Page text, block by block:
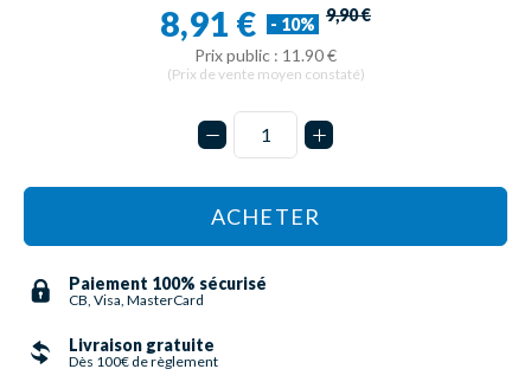
8,91 € - 10% 9,90 €
Prix public : 11.90 €
(Prix de vente moyen constaté)
ACHETER
Paiement 100% sécurisé
CB, Visa, MasterCard
Livraison gratuite
Dès 100€ de règlement